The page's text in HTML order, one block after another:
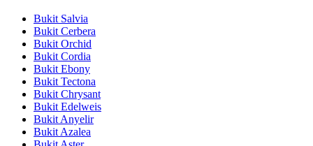
Bukit Salvia
Bukit Cerbera
Bukit Orchid
Bukit Cordia
Bukit Ebony
Bukit Tectona
Bukit Chrysant
Bukit Edelweis
Bukit Anyelir
Bukit Azalea